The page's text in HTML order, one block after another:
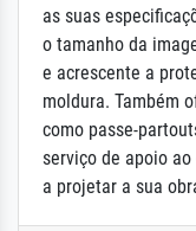
as suas
o tamanho da
e acrescente a
moldura. Também
como passe-
serviço de apoio
a projetar a sua